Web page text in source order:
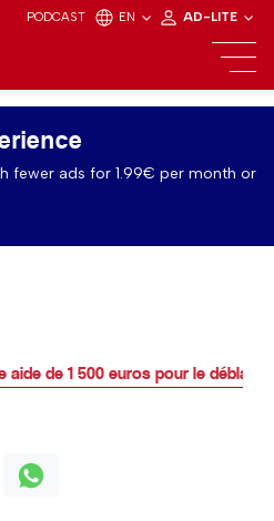
PODCAST EN AD-LITE
fewer ads for 1.99€ per month or
aide de 1 500 euros pour le